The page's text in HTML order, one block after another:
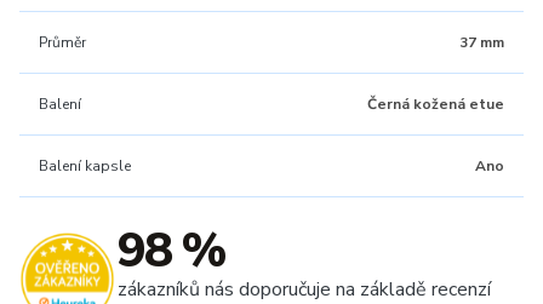
Průměr 37 mm
Balení Černá kožená etue
Balení kapsle Ano
98 %
zákazníků nás doporučuje na základě recenzí